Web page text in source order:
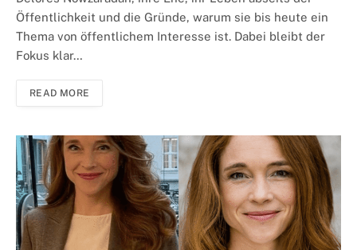
Öffentlichkeit und die Gründe, warum sie bis heute ein
Thema von öffentlichem Interesse ist. Dabei bleibt der
Fokus klar…
READ MORE